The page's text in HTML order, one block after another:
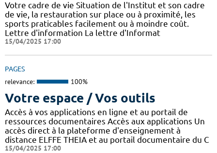
Votre cadre de vie Situation de l'Institut et son cadre
de vie, la restauration sur place ou à proximité, les
sports praticables facilement ou à moindre coût.
Lettre d'information La lettre d'Informat
15/04/2025 17:00
PAGES
relevance: 100%
Votre espace / Vos outils
Accès à vos applications en ligne et au portail de
ressources documentaires Accès aux applications Un
accès direct à la plateforme d'enseignement à
distance ELFFE THEIA et au portail documentaire du C
15/04/2025 17:00